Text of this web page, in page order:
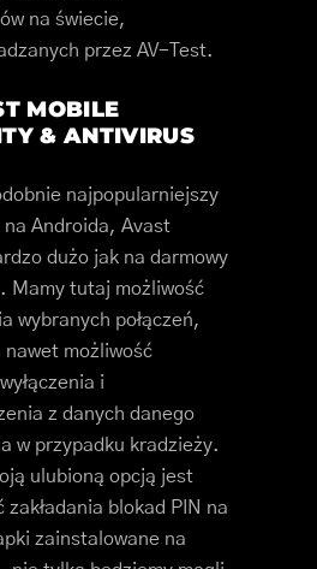
na świecie,
przez AV-Test.
MOBILE
& ANTIVIRUS
najpopularniejszy
Androida, Avast
dużo jak na darmowy
Mamy tutaj możliwość
wybranych połączeń,
możliwość
i
z danych danego
w przypadku kradzieży.
ulubioną opcją jest
zakładania blokad PIN na
zainstalowane na